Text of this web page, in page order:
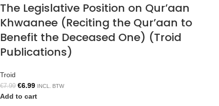
The Legislative Position on Qur’aan
Khwaanee (Reciting the Qur’aan to
Benefit the Deceased One) (Troid
Publications)
Troid
€7.99 €6.99 INCL. BTW
Add to cart